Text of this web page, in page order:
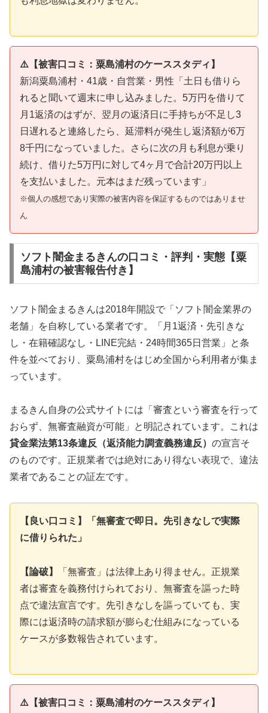
⚠️【被害口コミ：粟島浦村のケーススタディ】
新潟粟島浦村・41歳・自営業・男性「土日も借りら
れると聞いて週末に申し込みました。5万円を借りて
月1返済のはずが、翌月の返済日に手持ちが不足し3
日遅れると連絡したら、延滞料が発生し返済額が6万
8千円になっていました。さらに次の月も利息が乗り
続け、借りた5万円に対して4ヶ月で合計20万円以上
を支払いました。元本はまだ残っています」
※個人の感想であり実際の被害内容を保証するものではありませ
ん
ソフト闇金まるきんの口コミ・評判・実態【粟
島浦村の被害報告付き】
ソフト闇金まるきんは2018年開設で「ソフト闇金業界の
老舗」を自称している業者です。「月1返済・先引きな
し・在籍確認なし・LINE完結・24時間365日営業」と条
件を並べており、粟島浦村をはじめ全国から利用者が集ま
っています。
まるきん自身の公式サイトには「審査という審査を行って
おらず、無審査融資が可能」と明記されています。これは
貸金業法第13条違反（返済能力調査義務違反） の宣言そ
のものです。正規業者では絶対にあり得ない表現で、違法
業者であることの証左です。
【良い口コミ】「無審査で即日。先引きなしで実際
に借りられた」
【論破】
「無審査」は法律上あり得ません。正規業
者は審査を義務付けられており、無審査を謳った時
点で違法宣言です。先引きなしを謳っていても、実
際には返済時の請求額が膨らむ仕組みになっている
ケースが多数報告されています。
⚠️【被害口コミ：粟島浦村のケーススタディ】